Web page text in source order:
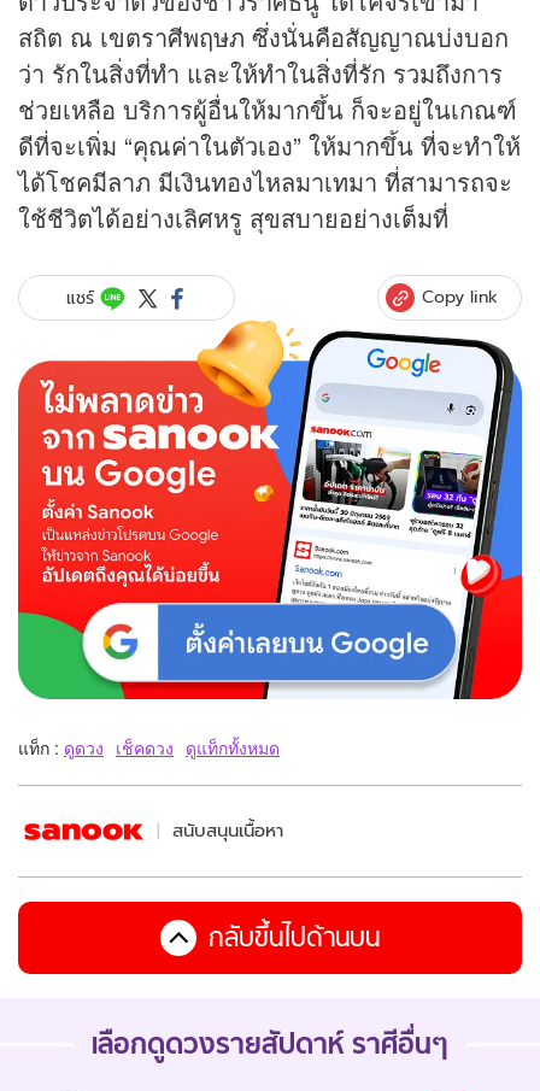
สถิต ณ เขตราศีพฤษภ ซึ่งนั่นคือสัญญาณบ่งบอก
ว่า รักในสิ่งที่ทำ และให้ทำในสิ่งที่รัก รวมถึงการ
ช่วยเหลือ บริการผู้อื่นให้มากขึ้น ก็จะอยู่ในเกณฑ์
ดีที่จะเพิ่ม “คุณค่าในตัวเอง” ให้มากขึ้น ที่จะทำให้
ได้โชคมีลาภ มีเงินทองไหลมาเทมา ที่สามารถจะ
ใช้ชีวิตได้อย่างเลิศหรู สุขสบายอย่างเต็มที่
แชร์ Copy link
แท็ก : ดูดวง เช็คดวง ดูแท็กทั้งหมด
สนับสนุนเนื้อหา
กลับขึ้นไปด้านบน
เลือกดูดวงรายสัปดาห์ ราศีอื่นๆ